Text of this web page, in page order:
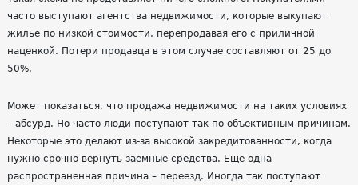
часто выступают агентства недвижимости, которые выкупают
жилье по низкой стоимости, перепродавая его с приличной
наценкой. Потери продавца в этом случае составляют от 25 до
50%.
Может показаться, что продажа недвижимости на таких условиях
– абсурд. Но часто люди поступают так по объективным причинам.
Некоторые это делают из-за высокой закредитованности, когда
нужно срочно вернуть заемные средства. Еще одна
распространенная причина – переезд. Иногда так поступают